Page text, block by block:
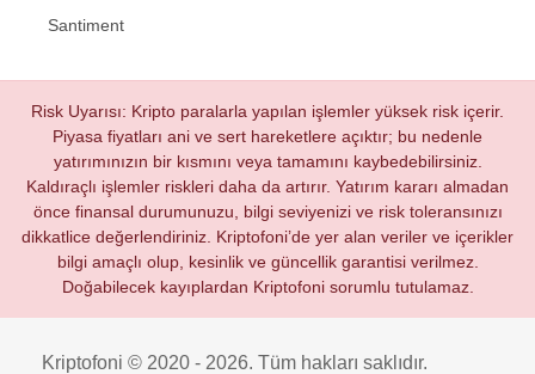
Santiment
Risk Uyarısı: Kripto paralarla yapılan işlemler yüksek risk içerir.
Piyasa fiyatları ani ve sert hareketlere açıktır; bu nedenle
yatırımınızın bir kısmını veya tamamını kaybedebilirsiniz.
Kaldıraçlı işlemler riskleri daha da artırır. Yatırım kararı almadan
önce finansal durumunuzu, bilgi seviyenizi ve risk toleransınızı
dikkatlice değerlendiriniz. Kriptofoni’de yer alan veriler ve içerikler
bilgi amaçlı olup, kesinlik ve güncellik garantisi verilmez.
Doğabilecek kayıplardan Kriptofoni sorumlu tutulamaz.
Kriptofoni © 2020 - 2026. Tüm hakları saklıdır.